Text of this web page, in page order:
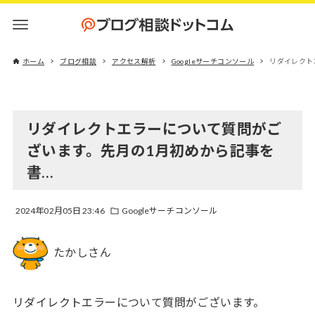
ホーム ブログ相談 アクセス解析 Googleサーチコンソール リダイレク
リダイレクトエラーについて質問がご
ざいます。先月の1月初めから記事を
書…
2024年02月05日 23:46 Googleサーチコンソール
たかしさん
リダイレクトエラーについて質問がございます。